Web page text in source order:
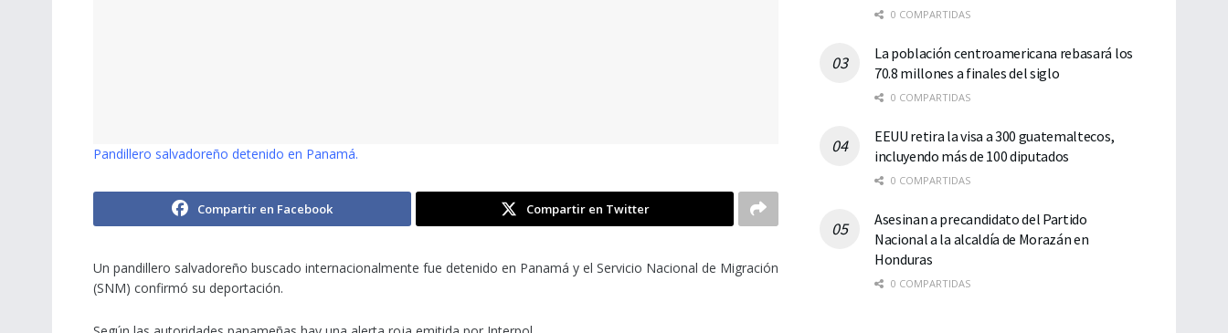
Pandillero salvadoreño detenido en Panamá.
Compartir en Facebook Compartir en Twitter
Un pandillero salvadoreño buscado internacionalmente fue detenido en Panamá y el Servicio Nacional de Migración
(SNM) confirmó su deportación.
0 COMPARTIDAS
La población centroamericana rebasará los
70.8 millones a finales del siglo
0 COMPARTIDAS
EEUU retira la visa a 300 guatemaltecos,
incluyendo más de 100 diputados
0 COMPARTIDAS
Asesinan a precandidato del Partido
Nacional a la alcaldía de Morazán en
Honduras
0 COMPARTIDAS